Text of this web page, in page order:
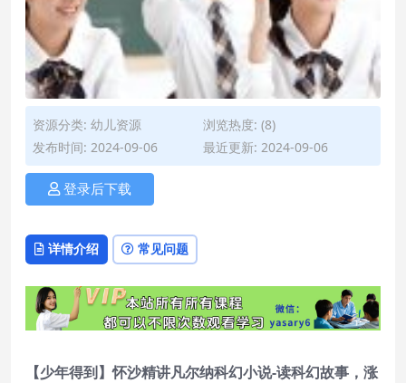
资源分类: 幼儿资源
浏览热度: (8)
发布时间: 2024-09-06
最近更新: 2024-09-06
登录后下载
详情介绍 常见问题
【少年得到】怀沙精讲凡尔纳科幻小说-读科幻故事，涨